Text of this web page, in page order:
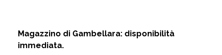
Magazzino di Gambellara: disponibilità
immediata.